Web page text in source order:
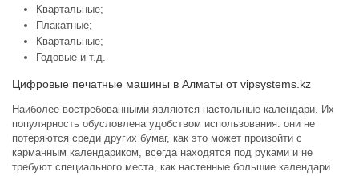
Квартальные;
Плакатные;
Квартальные;
Годовые и т.д.
Цифровые печатные машины в Алматы от vipsystems.kz
Наиболее востребованными являются настольные календари. Их
популярность обусловлена удобством использования: они не
потеряются среди других бумаг, как это может произойти с
карманным календариком, всегда находятся под руками и не
требуют специального места, как настенные большие календари.